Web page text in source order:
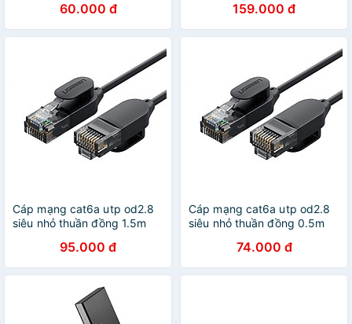
Hàng chính hãng
60.000 đ
Hàng chính hãng
159.000 đ
Cáp mạng cat6a utp od2.8
siêu nhỏ thuần đồng 1.5m
Hàng chính hãng
95.000 đ
Cáp mạng cat6a utp od2.8
siêu nhỏ thuần đồng 0.5m
Hàng chính hãng
74.000 đ